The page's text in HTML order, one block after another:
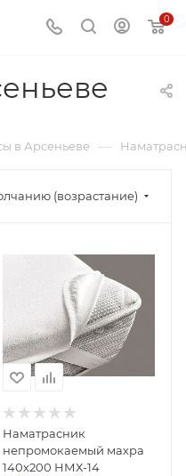
0
в Арсеньеве —
(возрастание)
Наматрасник
непромокаемый махра
140х200 НМХ-14